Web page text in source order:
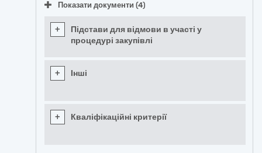
Показати документи (4)
+
Підстави для відмови в участі у
процедурі закупівлі
+ Інші
+ Кваліфікаційні критерії